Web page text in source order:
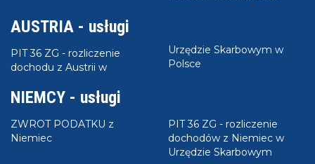
AUSTRIA - usługi
PIT 36 ZG - rozliczenie
dochodu z Austrii w
Urzędzie Skarbowym w
Polsce
NIEMCY - usługi
ZWROT PODATKU z
Niemiec
PIT 36 ZG - rozliczenie
dochodów z Niemiec w
Urzędzie Skarbowym